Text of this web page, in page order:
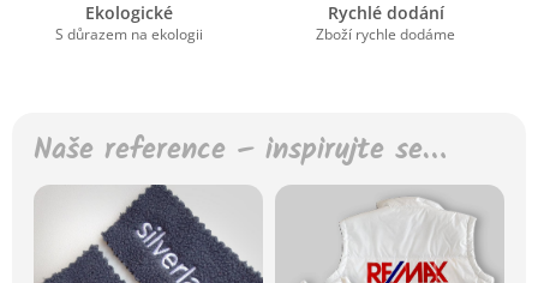
Ekologické
S důrazem na ekologii
Rychlé dodání
Zboží rychle dodáme
Naše reference – inspirujte se…